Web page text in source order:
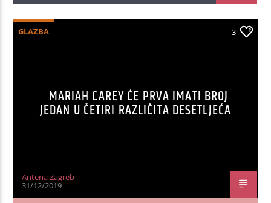
GLAZBA 3
MARIAH CAREY ĆE PRVA IMATI BROJ
JEDAN U ČETIRI RAZLIČITA DESETLJEĆA
Antena Zagreb
31/12/2019